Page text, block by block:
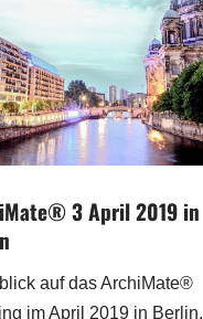
3 April 2019 in
auf das ArchiMate®
im April 2019 in Berlin.